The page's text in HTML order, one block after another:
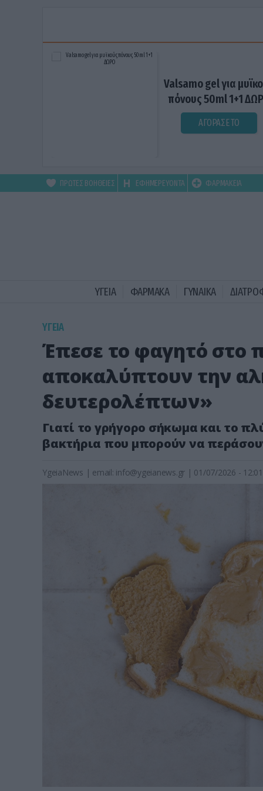
Valsamo gel για
πόνους 50ml 1+1
ΑΓΟΡΑΣΕ ΤΟ
ΠΡΩΤΕΣ ΒΟΗΘΕΙΕΣ ΕΦΗΜΕΡΕΥΟΝΤΑ ΦΑΡΜΑΚΕΙΑ
ΥΓΕΙΑ ΦΑΡΜΑΚΑ ΓΥΝΑΙΚΑ
ΥΓΕΙΑ
Έπεσε το φαγητό στο
αποκαλύπτουν την
δευτερολέπτων»
Γιατί το γρήγορο σήκωμα και το
βακτήρια που μπορούν να
YgeiaNews | email: info@ygeianews.gr | 01/07/2026 - 12:01